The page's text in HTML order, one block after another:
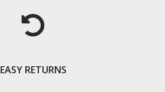
EASY RETURNS